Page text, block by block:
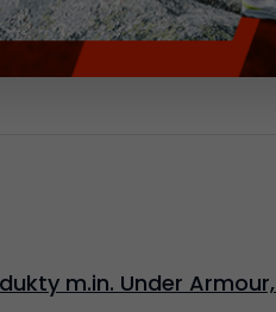
m.in. Under